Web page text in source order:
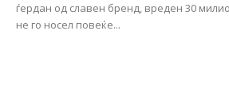
ѓердан од славен бренд, вреден 30
не го носел повеќе...